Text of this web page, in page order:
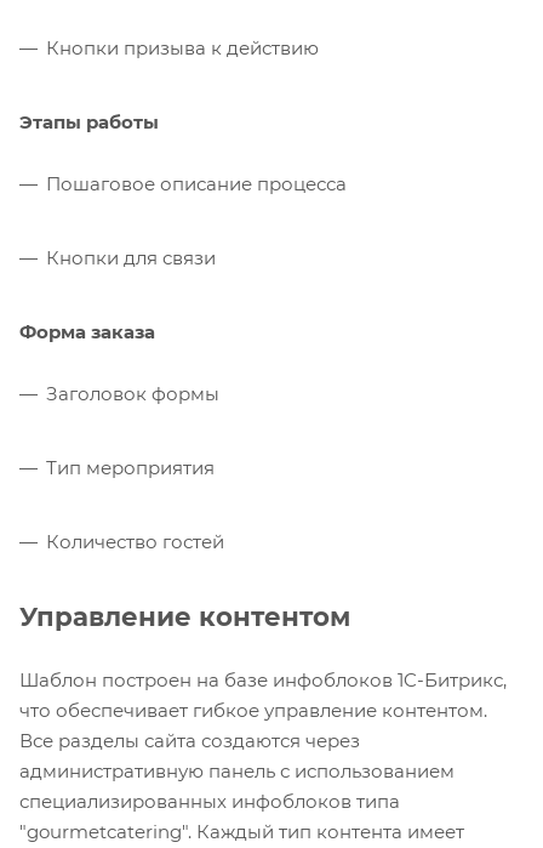
Кнопки призыва к действию
Этапы работы
Пошаговое описание процесса
Кнопки для связи
Форма заказа
Заголовок формы
Тип мероприятия
Количество гостей
Управление контентом
Шаблон построен на базе инфоблоков 1C-Битрикс,
что обеспечивает гибкое управление контентом.
Все разделы сайта создаются через
административную панель с использованием
специализированных инфоблоков типа
"gourmetcatering". Каждый тип контента имеет